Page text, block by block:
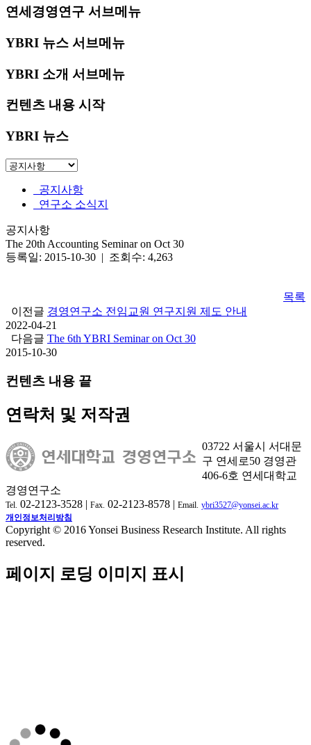
연세경영연구 서브메뉴
YBRI 뉴스 서브메뉴
YBRI 소개 서브메뉴
컨텐츠 내용 시작
YBRI 뉴스
공지사항
연구소 소식지
공지사항
The 20th Accounting Seminar on Oct 30
등록일: 2015-10-30 | 조회수: 4,263
목록
이전글 경영연구소 전임교원 연구지원 제도 안내
2022-04-21
다음글 The 6th YBRI Seminar on Oct 30
2015-10-30
컨텐츠 내용 끝
연락처 및 저작권
03722 서울시 서대문
구 연세로50 경영관
406-6호 연세대학교
경영연구소
Tel. 02-2123-3528 | Fax. 02-2123-8578 | Email. ybri3527@yonsei.ac.kr
개인정보처리방침
Copyright © 2016 Yonsei Business Research Institute. All rights
reserved.
페이지 로딩 이미지 표시